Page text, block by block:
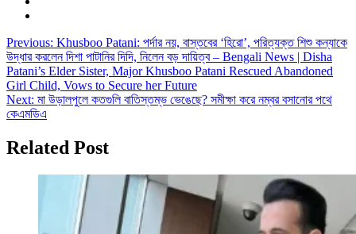
Post
navigation
Previous: Khusboo Patani: পর্দার নয়, বাস্তবের ‘হিরো’, পরিত্যক্ত শিশু কন্যাকে
উদ্ধার করলেন দিশা পাটানির দিদি, নিলেন বড় দায়িত্ব – Bengali News | Disha
Patani’s Elder Sister, Major Khusboo Patani Rescued Abandoned
Girl Child, Vows to Secure her Future
Next: মা উড়ালপুলে কতগুলি বাতিস্তম্ভ ভেঙেছে?‌ সমীক্ষা করে নম্বর বসানোর পথে
কেএমডিএ
Related Post